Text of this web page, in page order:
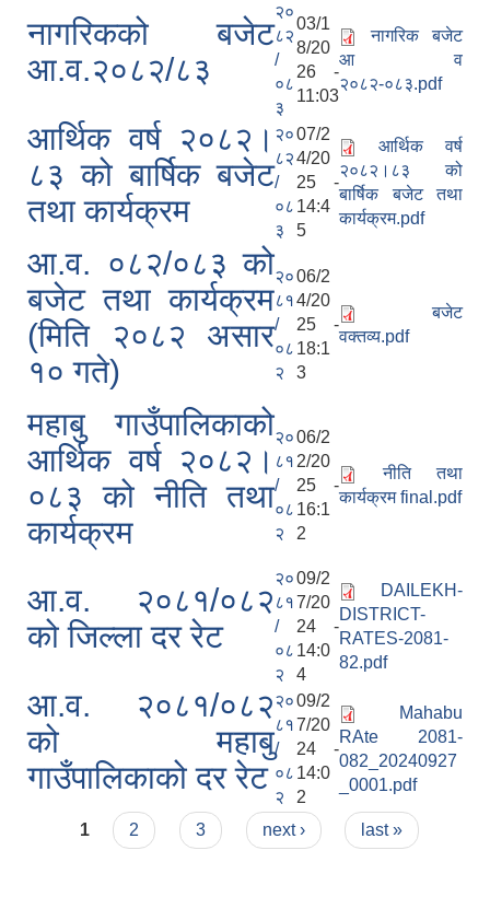
नागरिकको बजेट
आ.व.२०८२/८३
२०
८२
/
०८
३
03/1
8/20
26 -
11:03
नागरिक बजेट
आ व
२०८२-०८३.pdf
आर्थिक वर्ष २०८२।
८३ को बार्षिक बजेट
तथा कार्यक्रम
२०
८२
/
०८
३
07/2
4/20
25 -
14:4
5
आर्थिक वर्ष
२०८२।८३ को
बार्षिक बजेट तथा
कार्यक्रम.pdf
आ.व. ०८२/०८३ को
बजेट तथा कार्यक्रम
(मिति २०८२ असार
१० गते)
२०
८१
/
०८
२
06/2
4/20
25 -
18:1
3
बजेट
वक्तव्य.pdf
महाबु गाउँपालिकाको
आर्थिक वर्ष २०८२।
०८३ को नीति तथा
कार्यक्रम
२०
८१
/
०८
२
06/2
2/20
25 -
16:1
2
नीति तथा
कार्यक्रम final.pdf
आ.व. २०८१/०८२
को जिल्ला दर रेट
२०
८१
/
०८
२
09/2
7/20
24 -
14:0
4
DAILEKH-
DISTRICT-
RATES-2081-
82.pdf
आ.व. २०८१/०८२
को महाबु
गाउँपालिकाको दर रेट
२०
८१
/
०८
२
09/2
7/20
24 -
14:0
2
Mahabu
RAte 2081-
082_20240927
_0001.pdf
Pages
1 2 3 next › last »